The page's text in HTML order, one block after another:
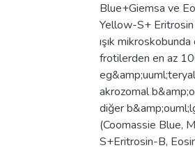
Blue+Giemsa ve
Yellow-S+
ışık
frotilerden en az
akrozomal
diğer
(Coomassie Blue,
S+Eritrosin-B,